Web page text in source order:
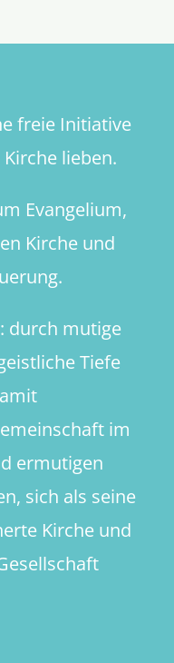
1)
freie Initiative
lieben.
Evangelium,
Kirche und
durch mutige
Tiefe
im
ermutigen
sich als seine
Kirche und